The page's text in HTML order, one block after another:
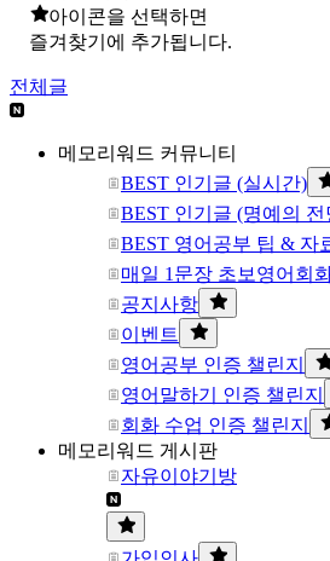
아이콘을 선택하면
즐겨찾기에 추가됩니다.
전체글
메모리워드 커뮤니티
BEST 인기글 (실시간)
BEST 인기글 (명예의 전
BEST 영어공부 팁 & 자
매일 1문장 초보영어회
공지사항
이벤트
영어공부 인증 챌린지
영어말하기 인증 챌린지
회화 수업 인증 챌린지
메모리워드 게시판
자유이야기방